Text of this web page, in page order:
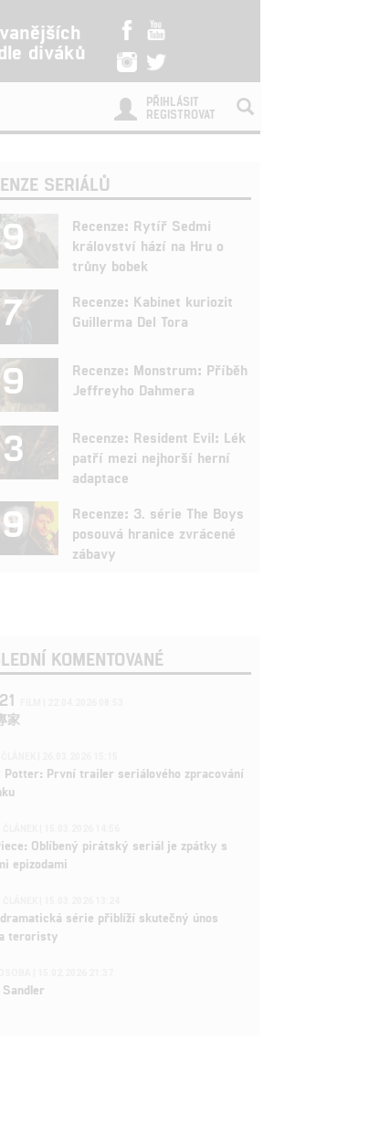
diváků
PŘIHLÁSIT
REGISTROVAT
SERIÁLŮ
9
Recenze: Rytíř Sedmi
království hází na Hru o
trůny bobek
7
Recenze: Kabinet kuriozit
Guillerma Del Tora
9
Recenze: Monstrum: Příběh
Jeffreyho Dahmera
3
Recenze: Resident Evil: Lék
patří mezi nejhorší herní
adaptace
9
Recenze: 3. série The Boys
posouvá hranice zvrácené
zábavy
KOMENTOVANÉ
家
Potter: První trailer seriálového zpracování
Oblíbený pirátský seriál je zpátky s
epizodami
série přiblíží skutečný únos
teroristy
Sandler